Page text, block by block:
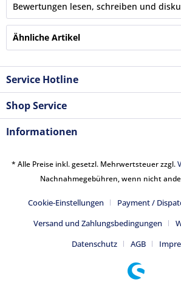
Bewertungen lesen, schreiben und
Ähnliche Artikel
Service Hotline
Shop Service
Informationen
* Alle Preise inkl. gesetzl. Mehrwertsteuer zzgl.
Nachnahmegebühren, wenn nicht
Cookie-Einstellungen Payment /
Versand und Zahlungsbedingungen
Datenschutz
AGB